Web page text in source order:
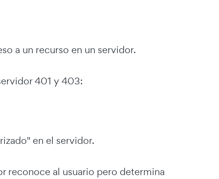
a un recurso en un servidor.
401 y 403:
en el servidor.
reconoce al usuario pero determina